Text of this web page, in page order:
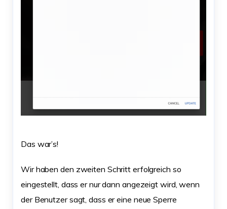
Das war’s!
Wir haben den zweiten Schritt erfolgreich so
eingestellt, dass er nur dann angezeigt wird, wenn
der Benutzer sagt, dass er eine neue Sperre